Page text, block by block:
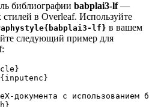
библиографии babplai3-lf—
в Overleaf. Используйте
lf} в вашем
следующий пример для
}
]{ inputenc }
документа с